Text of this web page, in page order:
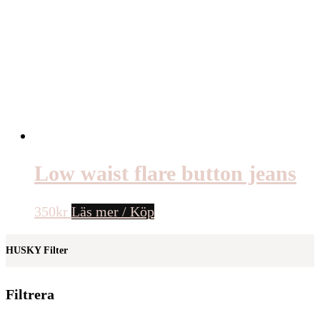
Low waist flare button jeans
350kr Läs mer / Köp
HUSKY Filter
Filtrera